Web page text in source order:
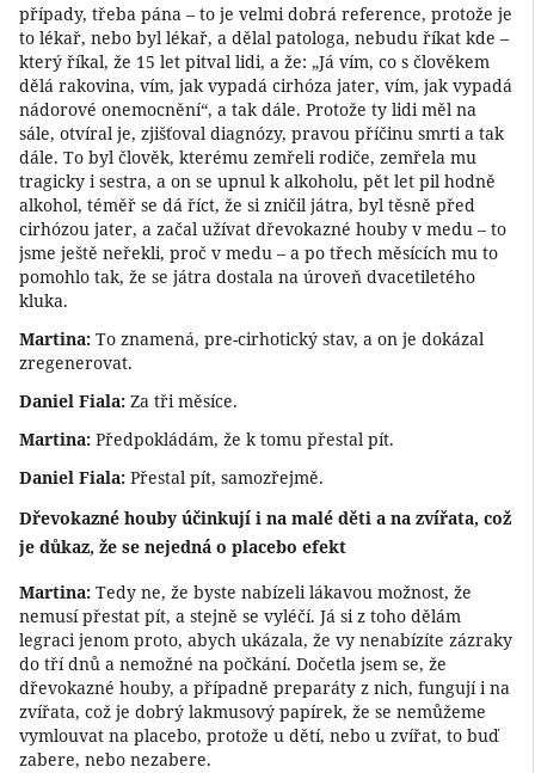
případy, třeba pána – to je velmi dobrá reference, protože je
to lékař, nebo byl lékař, a dělal patologa, nebudu říkat kde –
který říkal, že 15 let pitval lidi, a že: „Já vím, co s člověkem
dělá rakovina, vím, jak vypadá cirhóza jater, vím, jak vypadá
nádorové onemocnění“, a tak dále. Protože ty lidi měl na
sále, otvíral je, zjišťoval diagnózy, pravou příčinu smrti a tak
dále. To byl člověk, kterému zemřeli rodiče, zemřela mu
tragicky i sestra, a on se upnul k alkoholu, pět let pil hodně
alkohol, téměř se dá říct, že si zničil játra, byl těsně před
cirhózou jater, a začal užívat dřevokazné houby v medu – to
jsme ještě neřekli, proč v medu – a po třech měsících mu to
pomohlo tak, že se játra dostala na úroveň dvacetiletého
kluka.
Martina: To znamená, pre-cirhotický stav, a on je dokázal
zregenerovat.
Daniel Fiala: Za tři měsíce.
Martina: Předpokládám, že k tomu přestal pít.
Daniel Fiala: Přestal pít, samozřejmě.
Dřevokazné houby účinkují i na malé děti a na zvířata, což
je důkaz, že se nejedná o placebo efekt
Martina: Tedy ne, že byste nabízeli lákavou možnost, že
nemusí přestat pít, a stejně se vyléčí. Já si z toho dělám
legraci jenom proto, abych ukázala, že vy nenabízíte zázraky
do tří dnů a nemožné na počkání. Dočetla jsem se, že
dřevokazné houby, a případně preparáty z nich, fungují i na
zvířata, což je dobrý lakmusový papírek, že se nemůžeme
vymlouvat na placebo, protože u dětí, nebo u zvířat, to buď
zabere, nebo nezabere.